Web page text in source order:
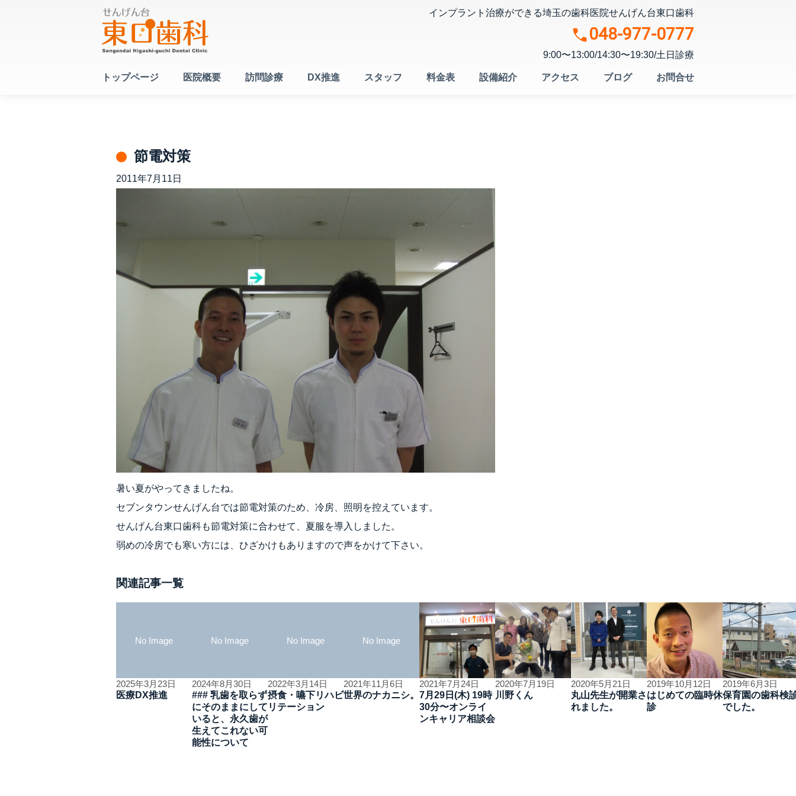
インプラント治療ができる埼玉の歯科医院せんげん台東口歯科
048-977-0777
9:00〜13:00/14:30〜19:30/土日診療
トップページ 医院概要 訪問診療 DX推進 スタッフ 料金表 設備紹介 アクセス ブログ お問合せ
節電対策
2011年7月11日
暑い夏がやってきましたね。
セブンタウンせんげん台では節電対策のため、冷房、照明を控えています。
せんげん台東口歯科も節電対策に合わせて、夏服を導入しました。
弱めの冷房でも寒い方には、ひざかけもありますので声をかけて下さい。
関連記事一覧
No Image
2025年3月23日
医療DX推進
No Image
2024年8月30日
### 乳歯を取らず
にそのままにして
いると、永久歯が
生えてこれない可
能性について
No Image
2022年3月14日
摂食・嚥下リハビ
リテーション
No Image
2021年11月6日
世界のナカニシ。
2021年7月24日
7月29日(木) 19時
30分〜オンライ
ンキャリア相談会
2020年7月19日
川野くん
2020年5月21日
丸山先生が開業さ
れました。
2019年10月12日
はじめての臨時休
診
2019年6月3日
保育園の歯科検
でした。